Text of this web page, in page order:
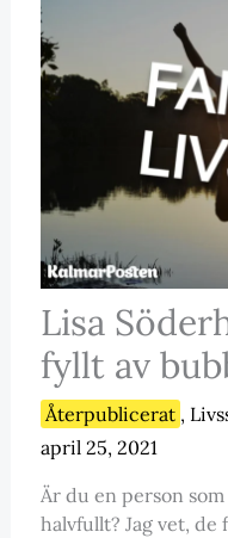
Lisa
fyllt av
Återpublicerat ,
april 25, 2021
Är du en person
halvfullt? Jag vet, de